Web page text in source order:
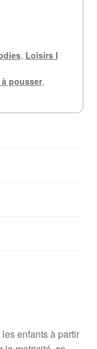
, Loisirs I
pousser,
enfants à partir